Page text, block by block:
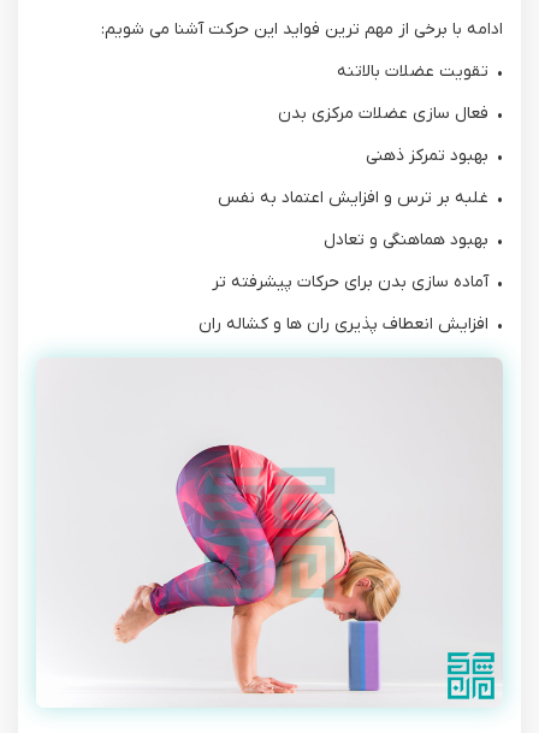
ادامه با برخی از مهم ‌ترین فواید این حرکت آشنا می‌ شویم:
• تقویت عضلات بالاتنه
• فعال ‌سازی عضلات مرکزی بدن
• بهبود تمرکز ذهنی
• غلبه بر ترس و افزایش اعتماد به نفس
• بهبود هماهنگی و تعادل
• آماده‌ سازی بدن برای حرکات پیشرفته ‌تر
• افزایش انعطاف ‌پذیری ران ‌ها و کشاله ران